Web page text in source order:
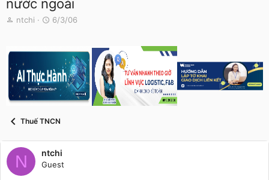
nước ngoài
T
e
a
d
s
a
r
ntchi
N
y
ử
i
6/3/06
Thuế TNCN
N ntchi
Guest